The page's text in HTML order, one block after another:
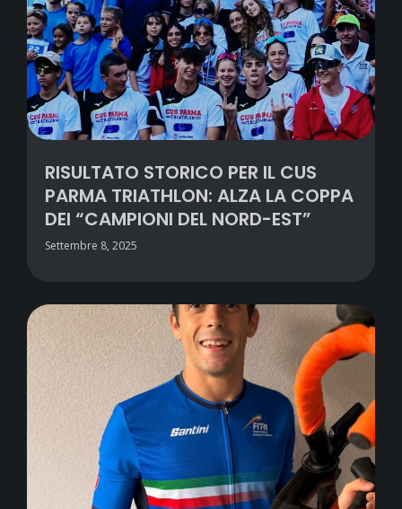
RISULTATO STORICO PER IL CUS
PARMA TRIATHLON: ALZA LA COPPA
DEI “CAMPIONI DEL NORD-EST”
Settembre 8, 2025